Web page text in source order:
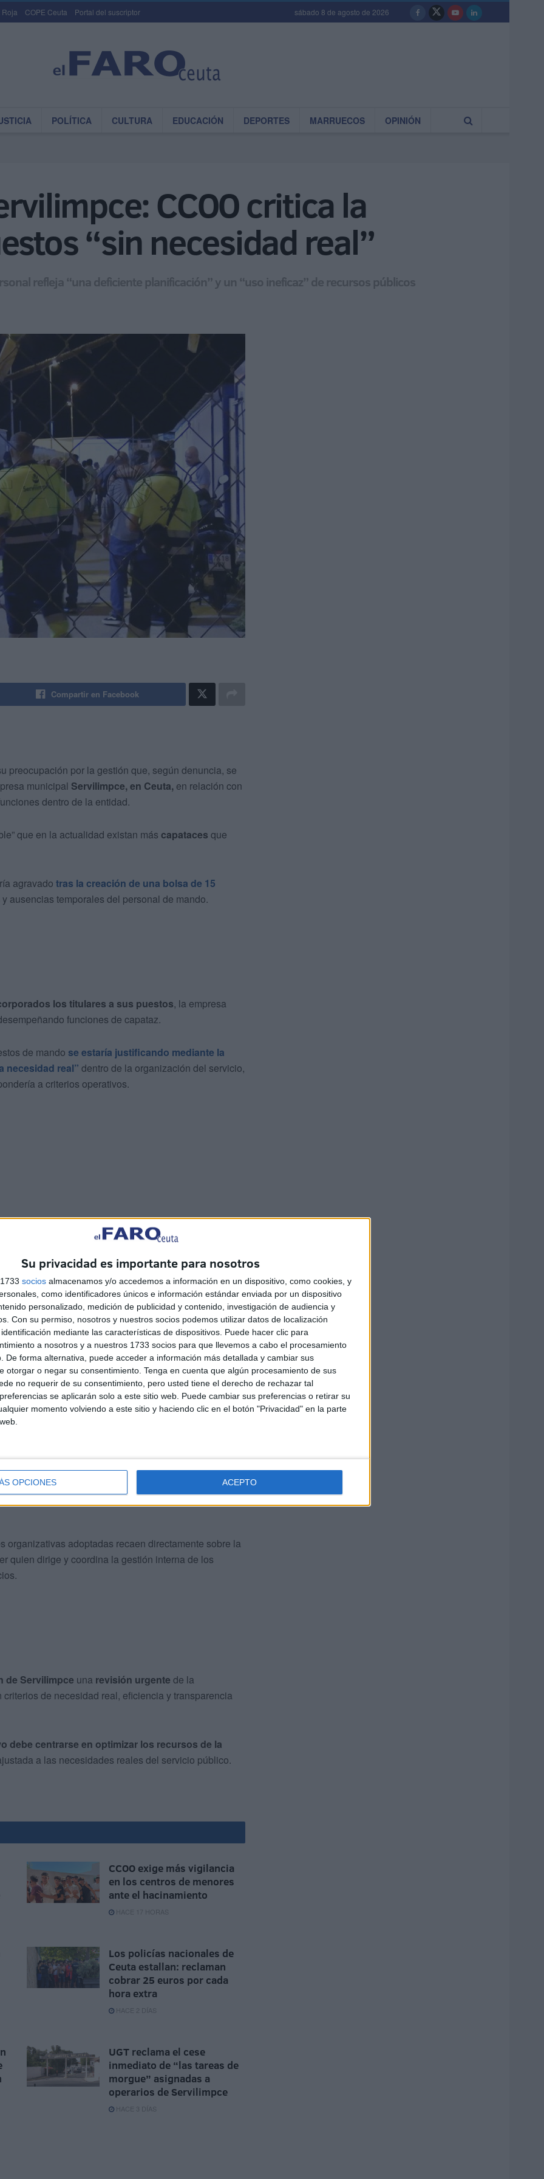
Su privacidad es importante para nosotros
socios almacenamos y/o accedemos a información en un dispositivo, como cookies, y
como identificadores únicos e información estándar enviada por un dispositivo
personalizado, medición de publicidad y contenido, investigación de audiencia y
Con su permiso, nosotros y nuestros socios podemos utilizar datos de localización
mediante las características de dispositivos. Puede hacer clic para
a nosotros y a nuestros 1733 socios para que llevemos a cabo el procesamiento
De forma alternativa, puede acceder a información más detallada y cambiar sus
otorgar o negar su consentimiento. Tenga en cuenta que algún procesamiento de sus
no requerir de su consentimiento, pero usted tiene el derecho de rechazar tal
se aplicarán solo a este sitio web. Puede cambiar sus preferencias o retirar su
momento volviendo a este sitio y haciendo clic en el botón "Privacidad" en la parte
OPCIONES ACEPTO
Roja COPE Ceuta Portal del suscriptor sábado 8 de agosto de 2026
POLÍTICA CULTURA EDUCACIÓN DEPORTES MARRUECOS OPINIÓN
CCOO critica la
“sin necesidad real”
refleja “una deficiente planificación” y un “uso ineficaz” de recursos públicos
Compartir en Facebook
preocupación por la gestión que, según denuncia, se
municipal Servilimpce, en Ceuta, en relación con
dentro de la entidad.
que en la actualidad existan más capataces que
agravado tras la creación de una bolsa de 15
ausencias temporales del personal de mando.
los titulares a sus puestos, la empresa
funciones de capataz.
de mando se estaría justificando mediante la
necesidad real” dentro de la organización del servicio,
a criterios operativos.
funciones como
comprobar que los vehículos
de limpieza de las cabinas. El sindicato
al
conductor responsable del vehículo y no al
servicioscoinciden varios capataces en un
u otras instalaciones municipales, sin que exista,
justifique esa presencia simultánea de mandos.
de las verdaderas necesidades del servicio y de la
adoptadas recaen directamente sobre la
quien dirige y coordina la gestión interna de los
de Servilimpce una revisión urgente de la
de necesidad real, eficiencia y transparencia
debe centrarse en optimizar los recursos de la
a las necesidades reales del servicio público.
CCOO exige más vigilancia
en los centros de menores
ante el hacinamiento
HACE 17 HORAS
Los policías nacionales de
Ceuta estallan: reclaman
cobrar 25 euros por cada
hora extra
HACE 2 DÍAS
UGT reclama el cese
inmediato de “las tareas de
morgue” asignadas a
operarios de Servilimpce
HACE 3 DÍAS